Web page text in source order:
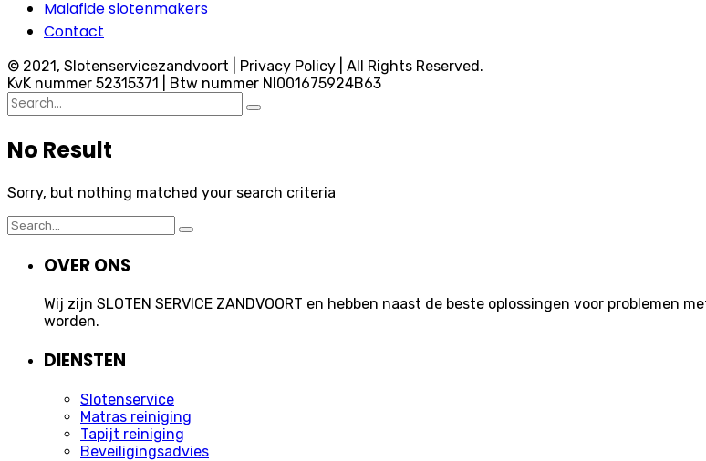
Malafide slotenmakers
Contact
© 2021, Slotenservicezandvoort | Privacy Policy | All Rights Reserved.
KvK nummer 52315371 | Btw nummer Nl001675924B63
Search
for:
No Result
Sorry, but nothing matched your search criteria
Search
for:
OVER ONS
Wij zijn SLOTEN SERVICE ZANDVOORT en hebben naast de beste oplossingen voor
worden.
DIENSTEN
Slotenservice
Matras reiniging
Tapijt reiniging
Beveiligingsadvies